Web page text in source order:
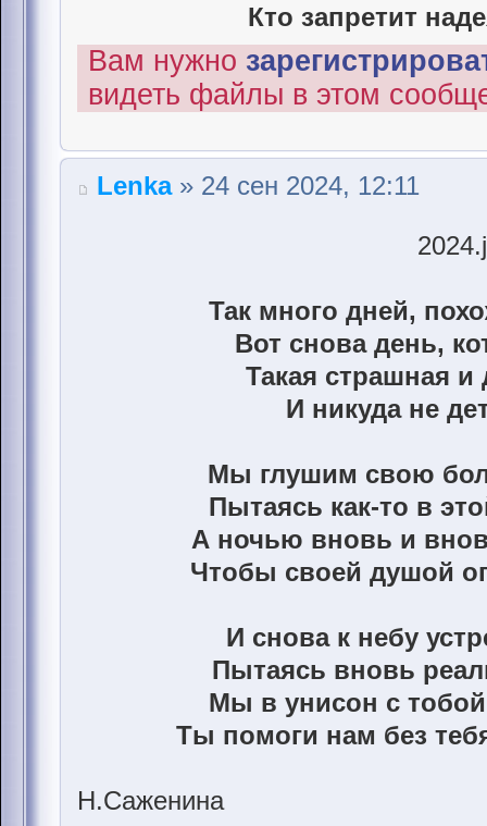
Кто запретит
Вам нужно
видеть файлы в этом
Lenka» 24 сен 2024, 12:11
Так много дней,
Вот снова день,
Такая страшная и
И никуда не
Мы глушим свою
Пытаясь как-то в
А ночью вновь и
Чтобы своей душой
И снова к небу
Пытаясь вновь
Мы в унисон с
Ты помоги нам без
Н.Саженина